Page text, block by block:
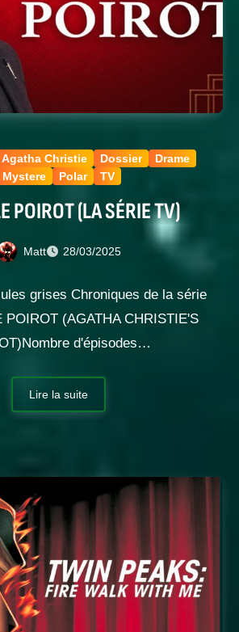
Agatha Christie Dossier
Drame
Mystere
Polar TV
POIROT (LA SÉRIE TV)
Matt 28/03/2025
grises Chroniques de la série
POIROT (AGATHA CHRISTIE'S
d'épisodes…
Lire la suite